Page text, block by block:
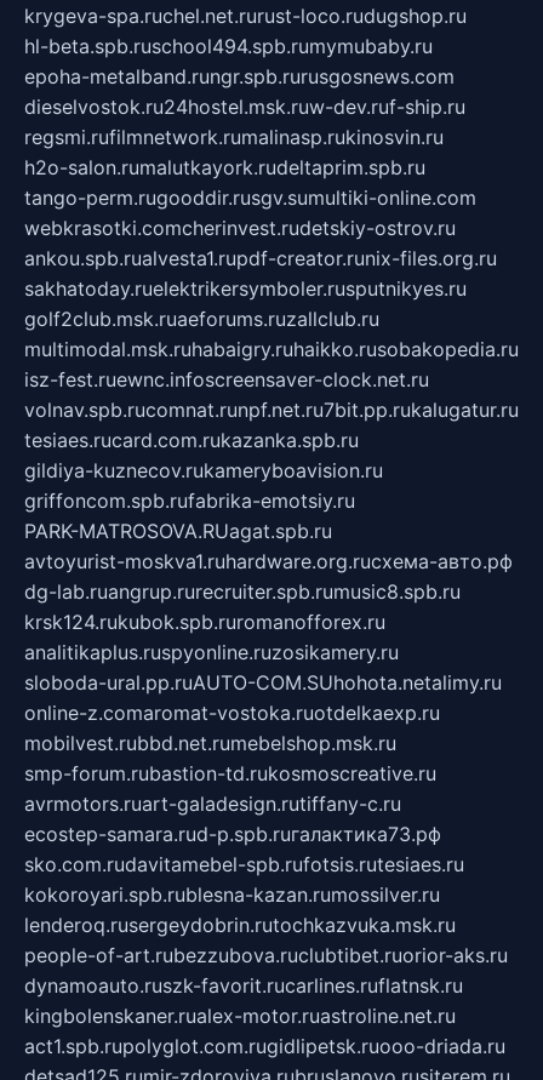
krygeva-spa.ruchel.net.rurust-loco.rudugshop.ru
hl-beta.spb.ruschool494.spb.rumymubaby.ru
epoha-metalband.rungr.spb.rurusgosnews.com
dieselvostok.ru24hostel.msk.ruw-dev.ruf-ship.ru
regsmi.rufilmnetwork.rumalinasp.rukinosvin.ru
h2o-salon.rumalutkayork.rudeltaprim.spb.ru
tango-perm.rugooddir.rusgv.sumultiki-online.com
webkrasotki.comcherinvest.rudetskiy-ostrov.ru
ankou.spb.rualvesta1.rupdf-creator.runix-files.org.ru
sakhatoday.ruelektrikersymboler.rusputnikyes.ru
golf2club.msk.ruaeforums.ruzallclub.ru
multimodal.msk.ruhabaigry.ruhaikko.rusobakopedia.ru
isz-fest.ruewnc.infoscreensaver-clock.net.ru
volnav.spb.rucomnat.runpf.net.ru7bit.pp.rukalugatur.ru
tesiaes.rucard.com.rukazanka.spb.ru
gildiya-kuznecov.rukameryboavision.ru
griffoncom.spb.rufabrika-emotsiy.ru
PARK-MATROSOVA.RUagat.spb.ru
avtoyurist-moskva1.ruhardware.org.ruсхема-авто.рф
dg-lab.ruangrup.rurecruiter.spb.rumusic8.spb.ru
krsk124.rukubok.spb.ruromanofforex.ru
analitikaplus.ruspyonline.ruzosikamery.ru
sloboda-ural.pp.ruAUTO-COM.SUhohota.netalimy.ru
online-z.comaromat-vostoka.ruotdelkaexp.ru
mobilvest.rubbd.net.rumebelshop.msk.ru
smp-forum.rubastion-td.rukosmoscreative.ru
avrmotors.ruart-galadesign.rutiffany-c.ru
ecostep-samara.rud-p.spb.ruгалактика73.рф
sko.com.rudavitamebel-spb.rufotsis.rutesiaes.ru
kokoroyari.spb.rublesna-kazan.rumossilver.ru
lenderoq.rusergeydobrin.rutochkazvuka.msk.ru
people-of-art.rubezzubova.ruclubtibet.ruorior-aks.ru
dynamoauto.ruszk-favorit.rucarlines.ruflatnsk.ru
kingbolenskaner.rualex-motor.ruastroline.net.ru
act1.spb.rupolyglot.com.rugidlipetsk.ruooo-driada.ru